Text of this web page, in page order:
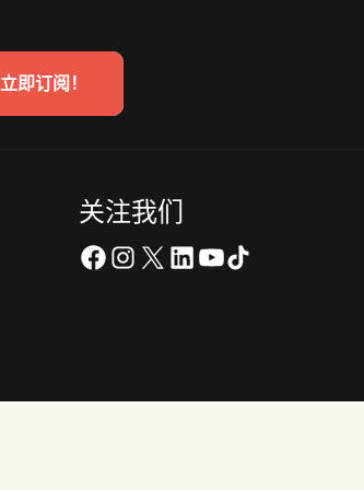
立即订阅！
关注我们
在 Facebook 上 Instagram
X LinkedIn
YouTube
TikTok